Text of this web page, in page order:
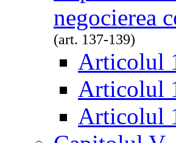
negocierea
(art. 137-139)
Articolul
Articolul
Articolul